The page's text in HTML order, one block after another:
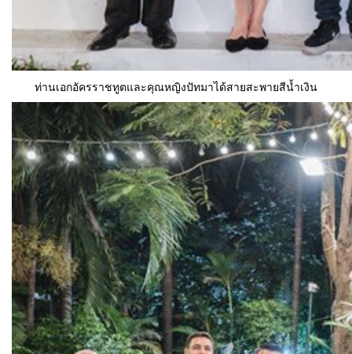
ท่านเอกอัครราชทูตและคุณหญิงปัทมาได้สายสะพายสีน้ำเงิน